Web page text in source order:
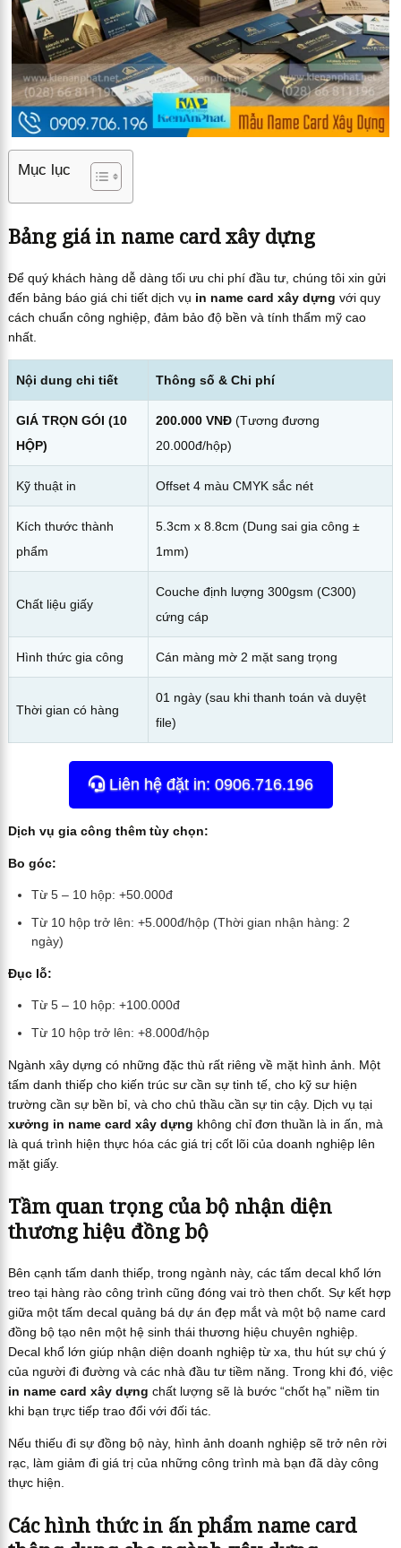
Mục lục
Bảng giá in name card xây dựng
Để quý khách hàng dễ dàng tối ưu chi phí đầu tư, chúng tôi xin gửi
đến bảng báo giá chi tiết dịch vụ in name card xây dựng với quy
cách chuẩn công nghiệp, đảm bảo độ bền và tính thẩm mỹ cao
nhất.
Nội dung chi tiết Thông số & Chi phí
GIÁ TRỌN GÓI (10
HỘP)
200.000 VNĐ(Tương đương
20.000đ/hộp)
Kỹ thuật in Offset 4 màu CMYK sắc nét
Kích thước thành
phẩm
5.3cm x 8.8cm (Dung sai gia công ±
1mm)
Chất liệu giấy
Couche định lượng 300gsm (C300)
cứng cáp
Hình thức gia công Cán màng mờ 2 mặt sang trọng
Thời gian có hàng
01 ngày (sau khi thanh toán và duyệt
file)
Liên hệ đặt in: 0906.716.196
Dịch vụ gia công thêm tùy chọn:
Bo góc:
Từ 5 – 10 hộp: +50.000đ
Từ 10 hộp trở lên: +5.000đ/hộp (Thời gian nhận hàng: 2
ngày)
Đục lỗ:
Từ 5 – 10 hộp: +100.000đ
Từ 10 hộp trở lên: +8.000đ/hộp
Ngành xây dựng có những đặc thù rất riêng về mặt hình ảnh. Một
tấm danh thiếp cho kiến trúc sư cần sự tinh tế, cho kỹ sư hiện
trường cần sự bền bỉ, và cho chủ thầu cần sự tin cậy. Dịch vụ tại
xưởng in name card xây dựng không chỉ đơn thuần là in ấn, mà
là quá trình hiện thực hóa các giá trị cốt lõi của doanh nghiệp lên
mặt giấy.
Tầm quan trọng của bộ nhận diện
thương hiệu đồng bộ
Bên cạnh tấm danh thiếp, trong ngành này, các tấm decal khổ lớn
treo tại hàng rào công trình cũng đóng vai trò then chốt. Sự kết hợp
giữa một tấm decal quảng bá dự án đẹp mắt và một bộ name card
đồng bộ tạo nên một hệ sinh thái thương hiệu chuyên nghiệp.
Decal khổ lớn giúp nhận diện doanh nghiệp từ xa, thu hút sự chú ý
của người đi đường và các nhà đầu tư tiềm năng. Trong khi đó, việc
in name card xây dựng chất lượng sẽ là bước “chốt hạ” niềm tin
khi bạn trực tiếp trao đổi với đối tác.
Nếu thiếu đi sự đồng bộ này, hình ảnh doanh nghiệp sẽ trở nên rời
rạc, làm giảm đi giá trị của những công trình mà bạn đã dày công
thực hiện.
Các hình thức in ấn phẩm name card